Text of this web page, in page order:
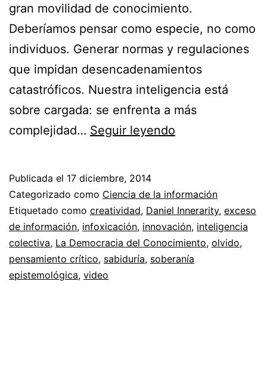
gran movilidad de conocimiento.
Deberíamos pensar como especie, no como
individuos. Generar normas y regulaciones
que impidan desencadenamientos
catastróficos. Nuestra inteligencia está
sobre cargada: se enfrenta a más
complejidad… Seguir leyendo
su
libro
La
Democracia
Publicada el 17 diciembre, 2014
Categorizado como Ciencia de la información
Etiquetado como creatividad, Daniel Innerarity, exceso
de información, infoxicación, innovación, inteligencia
colectiva, La Democracia del Conocimiento, olvido,
pensamiento crítico, sabiduría, soberanía
epistemológica, video